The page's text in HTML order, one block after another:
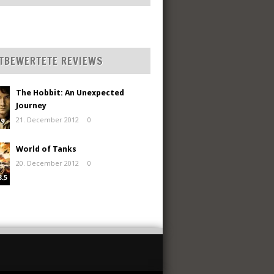
REVIEWS
9
The Hobbit: An Unexpected
Journey
21. December 2012
0
World of Tanks
20. December 2012
0